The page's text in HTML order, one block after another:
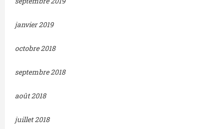
janvier 2019
octobre 2018
septembre 2018
août 2018
juillet 2018